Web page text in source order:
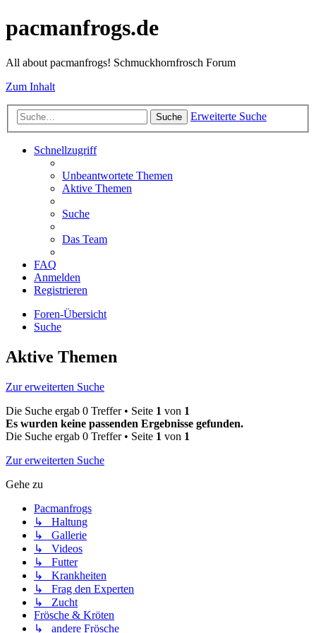
pacmanfrogs.de
All about pacmanfrogs! Schmuckhornfrosch Forum
Zum Inhalt
Suche Erweiterte Suche
Schnellzugriff
Unbeantwortete Themen
Aktive Themen
Suche
Das Team
FAQ
Anmelden
Registrieren
Foren-Übersicht
Suche
Aktive Themen
Zur erweiterten Suche
Die Suche ergab 0 Treffer • Seite 1 von 1
Es wurden keine passenden Ergebnisse gefunden.
Die Suche ergab 0 Treffer • Seite 1 von 1
Zur erweiterten Suche
Gehe zu
Pacmanfrogs
↳ Haltung
↳ Gallerie
↳ Videos
↳ Futter
↳ Krankheiten
↳ Frag den Experten
↳ Zucht
Frösche & Kröten
↳ andere Frösche